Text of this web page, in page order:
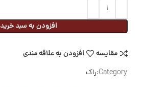
افزودن به سبد خرید
مقایسه افزودن به علاقه مندی
Category: راک